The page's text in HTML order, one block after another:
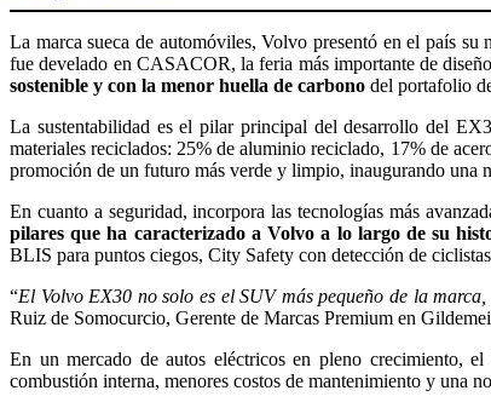
La marca sueca de automóviles, Volvo presentó en el país
fue develado en CASACOR, la feria más importante de
sostenible y con la menor huella de carbono del portafolio
La sustentabilidad es el pilar principal del desarrollo del
materiales reciclados: 25% de aluminio reciclado, 17% de
promoción de un futuro más verde y limpio, inaugurando una
En cuanto a seguridad, incorpora las tecnologías más
pilares que ha caracterizado a Volvo a lo largo de su
BLIS para puntos ciegos, City Safety con detección de
“El Volvo EX30 no solo es el SUV más pequeño de la
Ruiz de Somocurcio, Gerente de Marcas Premium en
En un mercado de autos eléctricos en pleno crecimiento,
combustión interna, menores costos de mantenimiento y una